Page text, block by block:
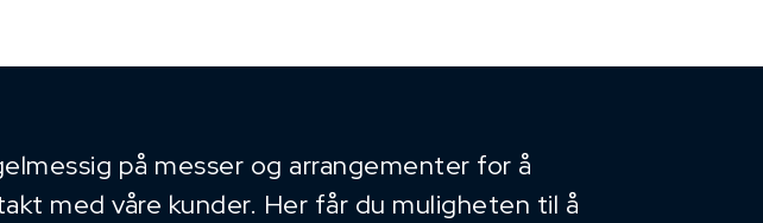
på messer og arrangementer for å
med våre kunder. Her får du muligheten til å